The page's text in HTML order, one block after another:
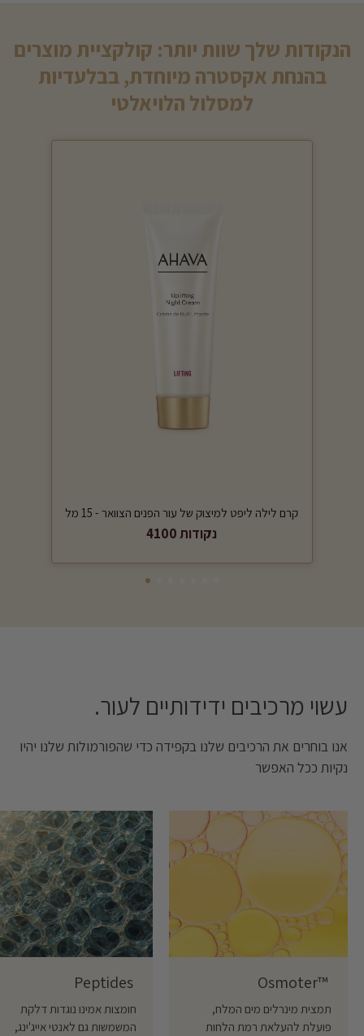
הנקודות שלך שוות יותר: קולקציית מוצרים
בהנחת אקסטרה מיוחדת, בבלעדיות
למסלול הלויאלטי
קרם לילה ליפט למיצוק של עור הפנים הצוואר - 15 מל
4100 נקודות
עשוי מרכיבים ידידותיים לעור. ‎
אנו בוחרים את הרכיבים שלנו בקפידה כדי שהפורמולות שלנו יהיו
נקיות ככל האפשר
Osmoter™ ‎
תמצית מינרלים מים המלח,
פועלת להעלאת רמת הלחות
Peptides ‎
חומצות אמינו נוגדות דלקת
המשמשות גם לאנטי אייג'ינג,